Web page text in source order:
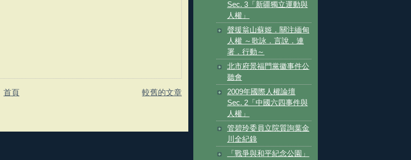
較舊的文章
首頁
Sec. 3「新疆獨立運動與
人權」
聲援翁山蘇姬．關注緬甸
人權 ～歌詠．言說．連
署．行動～
北市府景福門黨徽事件公
聽會
2009年國際人權論壇
Sec. 2「中國六四事件與
人權」
管碧玲委員立院質詢葉金
川全紀錄
「戰爭與和平紀念公園」